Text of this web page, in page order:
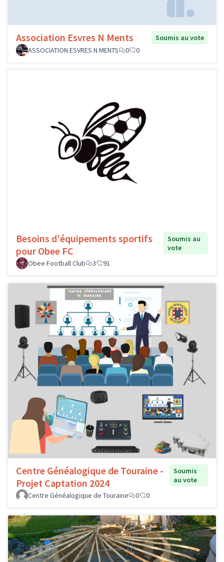
Association Esvres N Ments
Soumis au vote
ASSOCIATION ESVRES N MENTS
0 0
Besoins d'équipements sportifs
pour Obee FC
Soumis au
vote
Obee Football Club
3 91
Centre Généalogique de Touraine -
Projet Captation 2024
Soumis
au vote
Centre Généalogique de Touraine
0 0